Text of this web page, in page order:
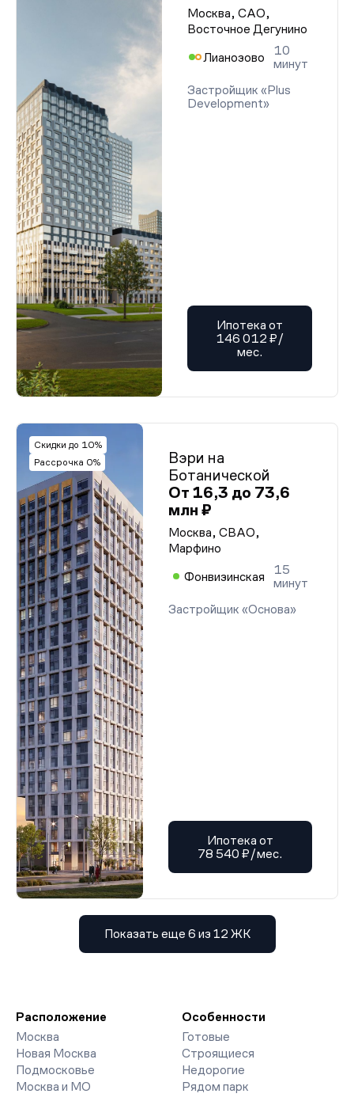
Москва, САО,
Восточное Дегунино
Лианозово
10
минут
Застройщик «Plus
Development»
Ипотека от
146 012 ₽/
мес.
Скидки до 10%
Рассрочка 0%
Вэри на
Ботанической
От 16,3 до 73,6
млн ₽
Москва, СВАО,
Марфино
Фонвизинская
15
минут
Застройщик «Основа»
Ипотека от
78 540 ₽/мес.
Показать еще 6 из 12 ЖК
Расположение
Москва
Новая Москва
Подмосковье
Москва и МО
Особенности
Готовые
Строящиеся
Недорогие
Рядом парк